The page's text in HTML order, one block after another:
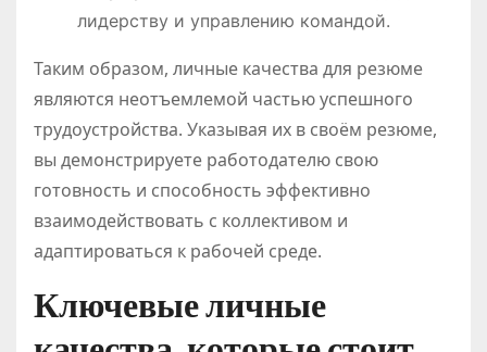
лидерству и управлению командой.
Таким образом, личные качества для резюме
являются неотъемлемой частью успешного
трудоустройства. Указывая их в своём резюме,
вы демонстрируете работодателю свою
готовность и способность эффективно
взаимодействовать с коллективом и
адаптироваться к рабочей среде.
Ключевые личные